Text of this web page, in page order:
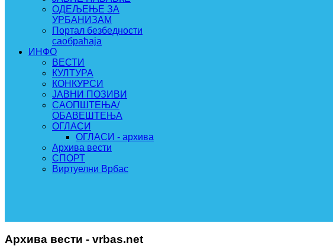
ОДЕЉЕЊЕ ЗА
УРБАНИЗАМ
Портал безбедности
саобраћаја
ИНФО
ВЕСТИ
КУЛТУРА
КОНКУРСИ
ЈАВНИ ПОЗИВИ
САОПШТЕЊА/
ОБАВЕШТЕЊА
ОГЛАСИ
ОГЛАСИ - архива
Архива вести
СПОРТ
Виртуелни Врбас
Архива вести - vrbas.net